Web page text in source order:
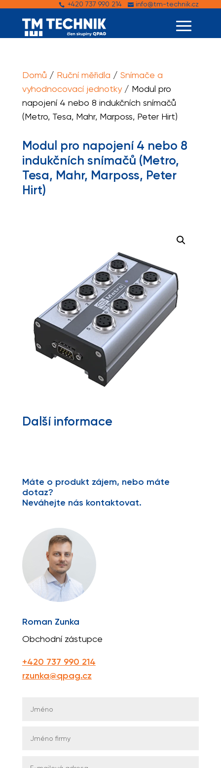
+420 737 990 214 info@tm-technik.cz
Domů / Ruční měřidla / Snímače a
vyhodnocovací jednotky/ Modul pro
napojení 4 nebo 8 indukčních snímačů
(Metro, Tesa, Mahr, Marposs, Peter Hirt)
Modul pro napojení 4 nebo 8
indukčních snímačů (Metro,
Tesa, Mahr, Marposs, Peter
Hirt)
Další informace
Máte o produkt zájem, nebo máte
dotaz?
Neváhejte nás kontaktovat.
Roman Zunka
Obchodní zástupce
+420 737 990 214
rzunka@qpag.cz